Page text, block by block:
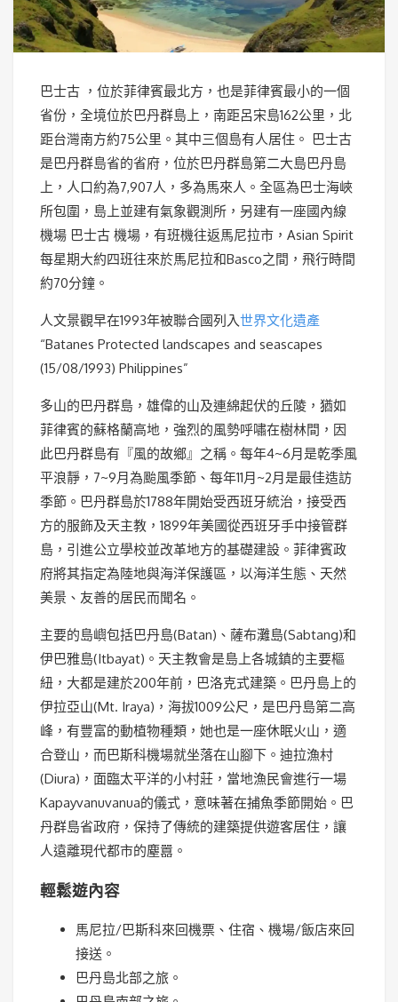
巴士古 ，位於菲律賓最北方，也是菲律賓最小的一個
省份，全境位於巴丹群島上，南距呂宋島162公里，北
距台灣南方約75公里。其中三個島有人居住。 巴士古
是巴丹群島省的省府，位於巴丹群島第二大島巴丹島
上，人口約為7,907人，多為馬來人。全區為巴士海峽
所包圍，島上並建有氣象觀測所，另建有一座國內線
機場 巴士古 機場，有班機往返馬尼拉市，Asian Spirit
每星期大約四班往來於馬尼拉和Basco之間，飛行時間
約70分鐘。
人文景觀早在1993年被聯合國列入世界文化遺產
“Batanes Protected landscapes and seascapes
(15/08/1993) Philippines”
多山的巴丹群島，雄偉的山及連綿起伏的丘陵，猶如
菲律賓的蘇格蘭高地，強烈的風勢呼嘯在樹林間，因
此巴丹群島有『風的故鄉』之稱。每年4~6月是乾季風
平浪靜，7~9月為颱風季節、每年11月~2月是最佳造訪
季節。巴丹群島於1788年開始受西班牙統治，接受西
方的服飾及天主教，1899年美國從西班牙手中接管群
島，引進公立學校並改革地方的基礎建設。菲律賓政
府將其指定為陸地與海洋保護區，以海洋生態、天然
美景、友善的居民而聞名。
主要的島嶼包括巴丹島(Batan)、薩布灘島(Sabtang)和
伊巴雅島(Itbayat)。天主教會是島上各城鎮的主要樞
紐，大都是建於200年前，巴洛克式建築。巴丹島上的
伊拉亞山(Mt. Iraya)，海拔1009公尺，是巴丹島第二高
峰，有豐富的動植物種類，她也是一座休眠火山，適
合登山，而巴斯科機場就坐落在山腳下。迪拉漁村
(Diura)，面臨太平洋的小村莊，當地漁民會進行一場
Kapayvanuvanua的儀式，意味著在捕魚季節開始。巴
丹群島省政府，保持了傳統的建築提供遊客居住，讓
人遠離現代都市的塵囂。
輕鬆遊內容
馬尼拉/巴斯科來回機票、住宿、機場/飯店來回
接送。
巴丹島北部之旅。